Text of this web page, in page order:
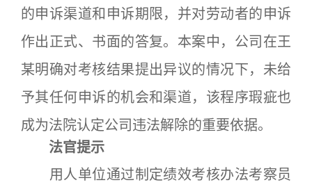
的申诉渠道和申诉期限，并对劳动者的申诉
作出正式、书面的答复。本案中，公司在王
某明确对考核结果提出异议的情况下，未给
予其任何申诉的机会和渠道，该程序瑕疵也
成为法院认定公司违法解除的重要依据。
法官提示
用人单位通过制定绩效考核办法考察员